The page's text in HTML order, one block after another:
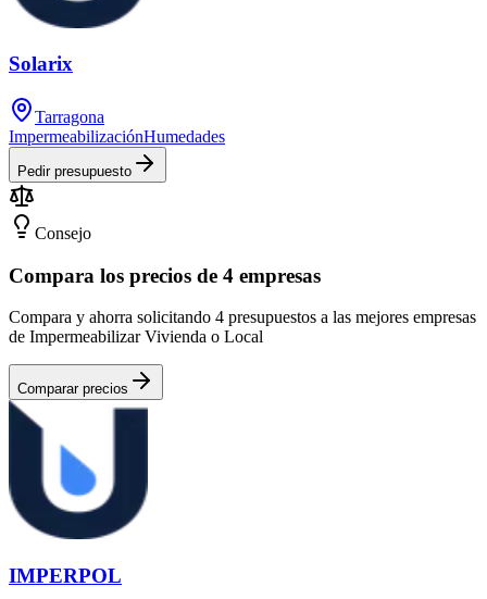
Solarix
Tarragona
ImpermeabilizaciónHumedades
Pedir presupuesto
Consejo
Compara los precios de 4 empresas
Compara y ahorra solicitando 4 presupuestos a las mejores empresas
de Impermeabilizar Vivienda o Local
Comparar precios
IMPERPOL